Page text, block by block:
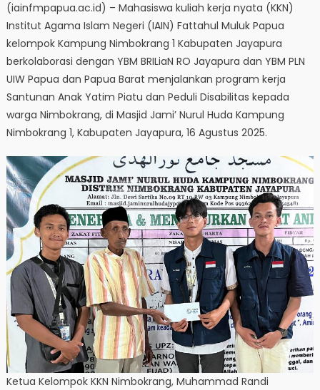
(iainfmpapua.ac.id) – Mahasiswa kuliah kerja nyata (KKN)
Institut Agama Islam Negeri (IAIN) Fattahul Muluk Papua
kelompok Kampung Nimbokrang 1 Kabupaten Jayapura
berkolaborasi dengan YBM BRILiaN RO Jayapura dan YBM PLN
UIW Papua dan Papua Barat menjalankan program kerja
Santunan Anak Yatim Piatu dan Peduli Disabilitas kepada
warga Nimbokrang, di Masjid Jami’ Nurul Huda Kampung
Nimbokrang 1, Kabupaten Jayapura, 16 Agustus 2025.
Ketua Kelompok KKN Nimbokrang, Muhammad Randi